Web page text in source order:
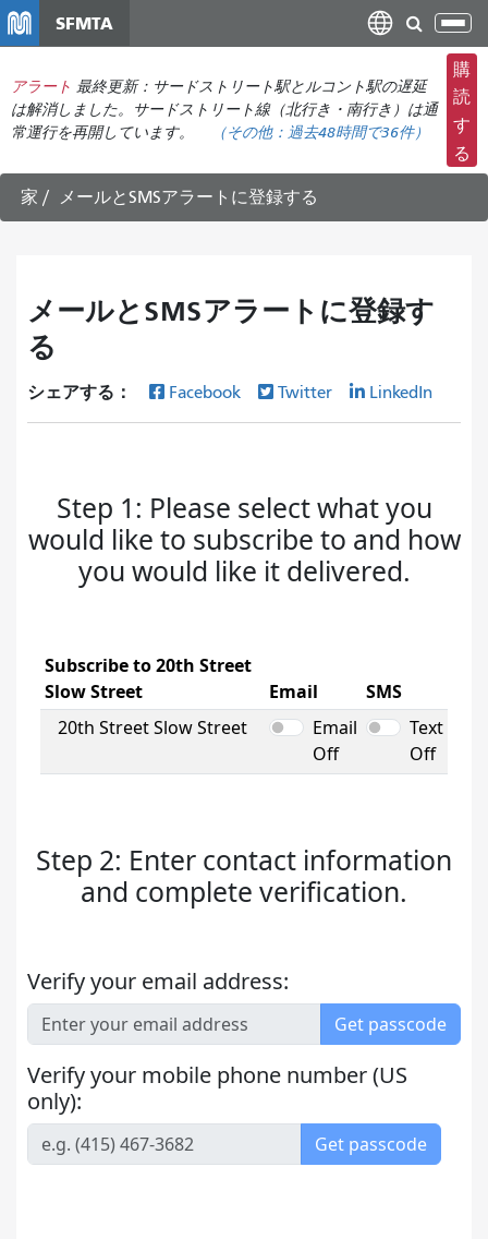
コ
ン
テ
ン
ツ
に
SFMTA
ナ
ビ
ゲ
ー
シ
ョ
の
アラート 最終更新：サードストリート駅とルコント駅の遅延
は解消しました。サードストリート線（北行き・南行き）は通
常運行を再開しています。
（その他： 過去48時間で36件）
購
読
す
る
家 メールとSMSアラートに登録する
メールとSMSアラートに登録す
る
シェアする： Facebook Twitter LinkedIn